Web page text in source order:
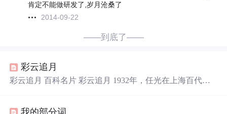
肯定不能做研发了,岁月沧桑了
2014-09-22
——到底了——
彩云追月
彩云追月 百科名片 彩云追月 1932年，任光在上海百代唱
我的部分词